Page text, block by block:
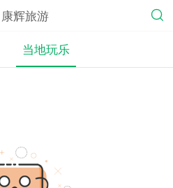
康辉旅游
当地玩乐